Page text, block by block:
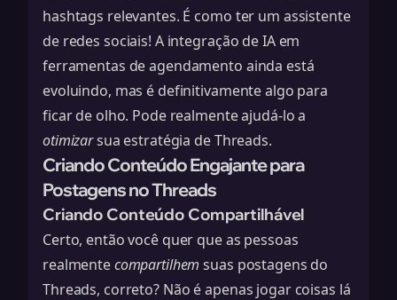
hashtags relevantes. É como ter um assistente
de redes sociais! A integração de IA em
ferramentas de agendamento ainda está
evoluindo, mas é definitivamente algo para
ficar de olho. Pode realmente ajudá-lo a
otimizarsua estratégia de Threads.
Criando Conteúdo Engajante para
Postagens no Threads
Criando Conteúdo Compartilhável
Certo, então você quer que as pessoas
realmentecompartilhem suas postagens do
Threads, correto? Não é apenas jogar coisas lá